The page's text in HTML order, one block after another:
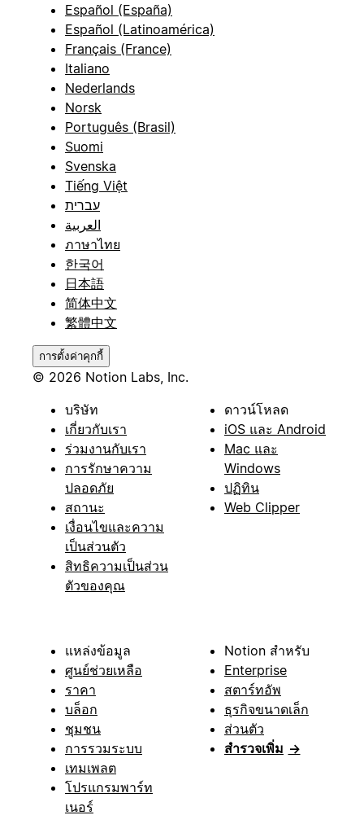
Español (España)
Español (Latinoamérica)
Français (France)
Italiano
Nederlands
Norsk
Português (Brasil)
Suomi
Svenska
Tiếng Việt
עברית
العربية
ภาษาไทย
한국어
日本語
简体中文
繁體中文
การตั้งค่าคุกกี้
© 2026 Notion Labs, Inc.
บริษัท
เกี่ยวกับเรา
ร่วมงานกับเรา
การรักษาความ
ปลอดภัย
สถานะ
เงื่อนไขและความ
เป็นส่วนตัว
สิทธิความเป็นส่วน
ตัวของคุณ
ดาวน์โหลด
iOS และ Android
Mac และ
Windows
ปฏิทิน
Web Clipper
แหล่งข้อมูล
ศูนย์ช่วยเหลือ
ราคา
บล็อก
ชุมชน
การรวมระบบ
เทมเพลต
โปรแกรมพาร์ท
เนอร์
Notion สำหรับ
Enterprise
สตาร์ทอัพ
ธุรกิจขนาดเล็ก
ส่วนตัว
สำรวจเพิ่ม →